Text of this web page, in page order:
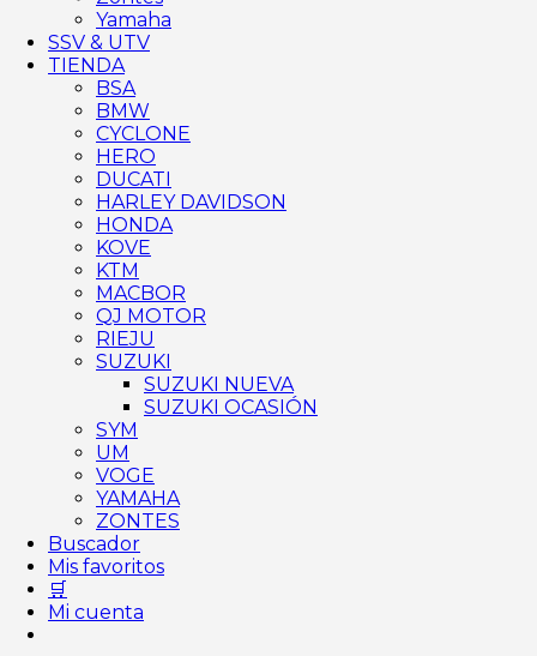
Yamaha
SSV & UTV
TIENDA
BSA
BMW
CYCLONE
HERO
DUCATI
HARLEY DAVIDSON
HONDA
KOVE
KTM
MACBOR
QJ MOTOR
RIEJU
SUZUKI
SUZUKI NUEVA
SUZUKI OCASIÓN
SYM
UM
VOGE
YAMAHA
ZONTES
Buscador
Mis favoritos
🛒
Mi cuenta